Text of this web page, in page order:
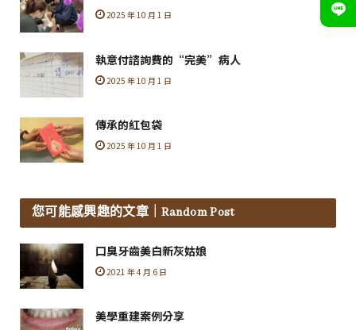
2025 年 10 月 1 日
執意付諮詢費的“完美”病人
2025 年 10 月 1 日
傳承的紅包袋
2025 年 10 月 1 日
您可能感興趣的文章｜Random Post
口臭牙齒美白新灰姑娘
2021 年 4 月 6 日
美學重建案例分享